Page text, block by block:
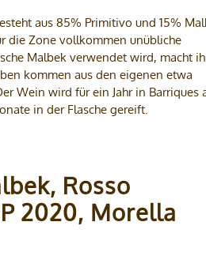
aus 85% Primitivo und 15%
die Zone vollkommen unübliche
Malbek verwendet wird, macht
kommen aus den eigenen etwa
Wein wird für ein Jahr in Barriques
in der Flasche gereift.
Rosso
2020, Morella